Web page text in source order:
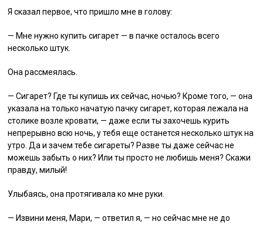
Я сказал первое, что пришло мне в голову:
— Мне нужно купить сигарет — в пачке осталось всего
несколько штук.
Она рассмеялась.
— Сигарет? Где ты купишь их сейчас, ночью? Кроме того, — она
указала на только начатую пачку сигарет, которая лежала на
столике возле кровати, — даже если ты захочешь курить
непрерывно всю ночь, у тебя еще останется несколько штук на
утро. Да и зачем тебе сигареты? Разве ты даже сейчас не
можешь забыть о них? Или ты просто не любишь меня? Скажи
правду, милый!
Улыбаясь, она протягивала ко мне руки.
— Извини меня, Мари, — ответил я, — но сейчас мне не до